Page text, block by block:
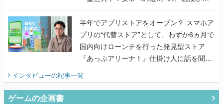
うこだわりをプロデューサーに聞いた
半年でアプリストアをオープン？ スマホア
プリの“代替ストア”として、わずか6ヵ月で
国内向けローンチを行った発見型ストア
『あっぷアリーナ！』仕掛け人に話を聞い
インタビューの記事一覧
ゲームの企画書